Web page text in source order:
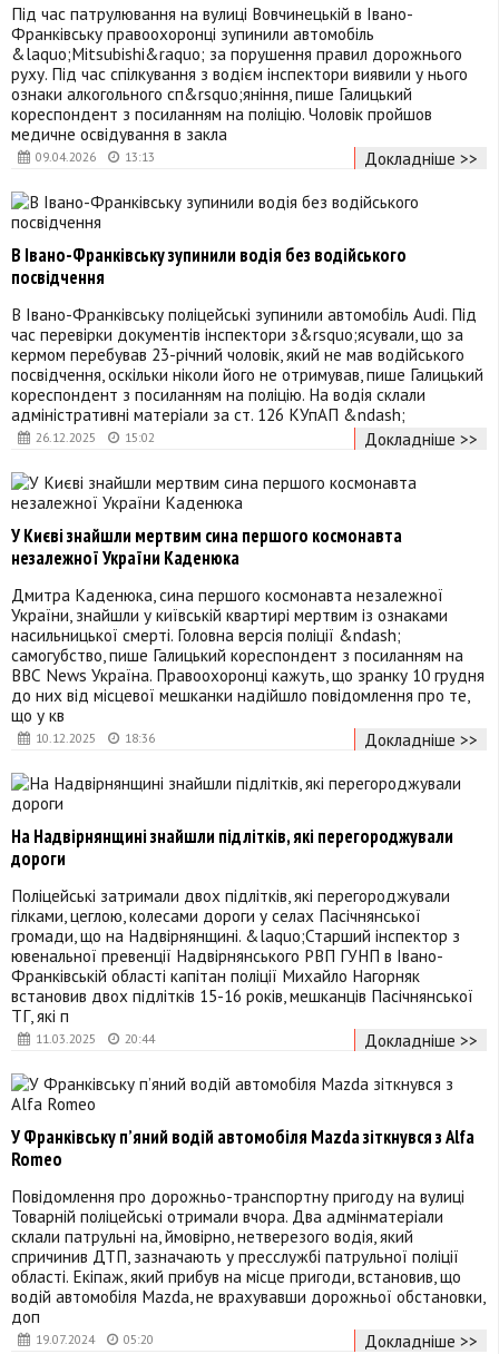
09.04.2026 13:13
Під час патрулювання на вулиці Вовчинецькій в Івано-
Франківську правоохоронці зупинили автомобіль
&laquo;Mitsubishi&raquo; за порушення правил дорожнього
руху. Під час спілкування з водієм інспектори виявили у нього
ознаки алкогольного сп&rsquo;яніння, пише Галицький
кореспондент з посиланням на поліцію. Чоловік пройшов
медичне освідування в закла
Докладніше >>
26.12.2025 15:02
В Івано-Франківську зупинили водія без водійського
посвідчення
В Івано-Франківську поліцейські зупинили автомобіль Audi. Під
час перевірки документів інспектори з&rsquo;ясували, що за
кермом перебував 23-річний чоловік, який не мав водійського
посвідчення, оскільки ніколи його не отримував, пише Галицький
кореспондент з посиланням на поліцію. На водія склали
адміністративні матеріали за ст. 126 КУпАП &ndash;
Докладніше >>
10.12.2025 18:36
У Києві знайшли мертвим сина першого космонавта
незалежної України Каденюка
Дмитра Каденюка, сина першого космонавта незалежної
України, знайшли у київській квартирі мертвим із ознаками
насильницької смерті. Головна версія поліції &ndash;
самогубство, пише Галицький кореспондент з посиланням на
ВВС News Україна. Правоохоронці кажуть, що зранку 10 грудня
до них від місцевої мешканки надійшло повідомлення про те,
що у кв
Докладніше >>
11.03.2025 20:44
На Надвірнянщині знайшли підлітків, які перегороджували
дороги
Поліцейські затримали двох підлітків, які перегороджували
гілками, цеглою, колесами дороги у селах Пасічнянської
громади, що на Надвірнянщині. &laquo;Старший інспектор з
ювенальної превенції Надвірнянського РВП ГУНП в Івано-
Франківській області капітан поліції Михайло Нагорняк
встановив двох підлітків 15-16 років, мешканців Пасічнянської
ТГ, які п
Докладніше >>
19.07.2024 05:20
У Франківську п’яний водій автомобіля Mazda зіткнувся з Alfa
Romeo
Повідомлення про дорожньо-транспортну пригоду на вулиці
Товарній поліцейські отримали вчора. Два адмінматеріали
склали патрульні на, ймовірно, нетверезого водія, який
спричинив ДТП, зазначають у пресслужбі патрульної поліції
області. Екіпаж, який прибув на місце пригоди, встановив, що
водій автомобіля Mazda, не врахувавши дорожньої обстановки,
доп
Докладніше >>